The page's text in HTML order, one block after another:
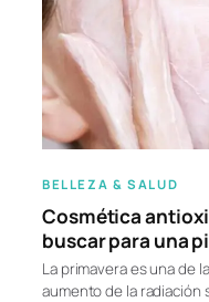
BELLEZA & SALUD
Cosmética
buscar para una
La primavera es una de
aumento de la radiación